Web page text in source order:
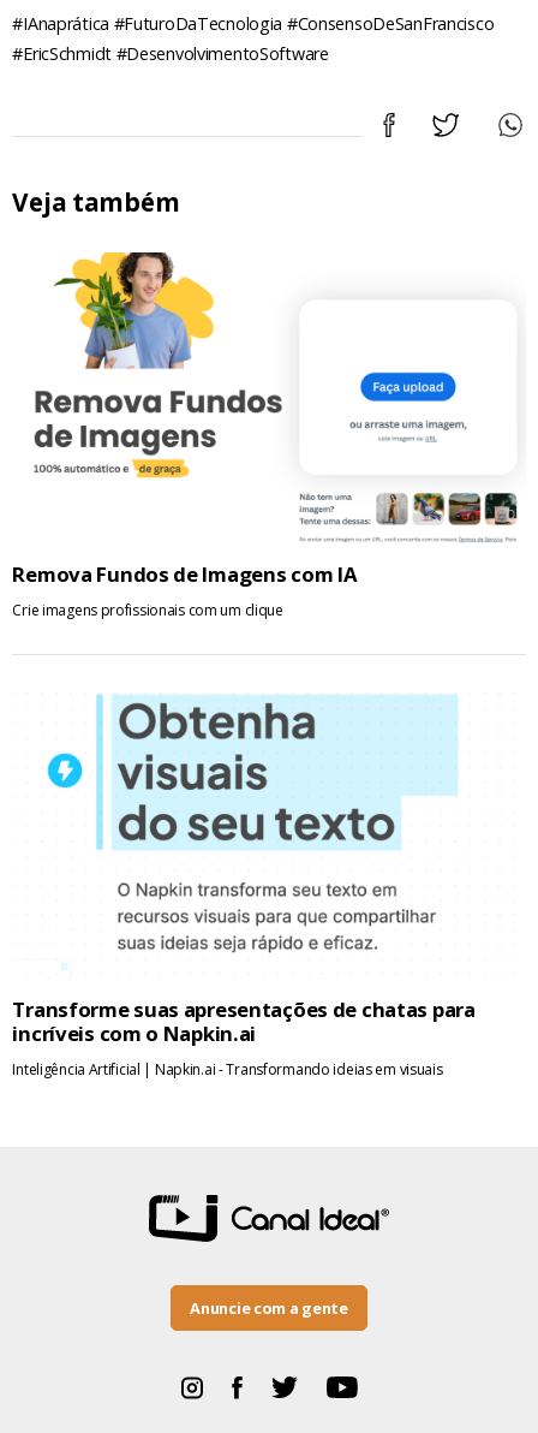
#IAnaprática #FuturoDaTecnologia #ConsensoDeSanFrancisco
#EricSchmidt #DesenvolvimentoSoftware
Veja também
Remova Fundos de Imagens com IA
Crie imagens profissionais com um clique
Transforme suas apresentações de chatas para
incríveis com o Napkin.ai
Inteligência Artificial | Napkin.ai - Transformando ideias em visuais
Anuncie com a gente